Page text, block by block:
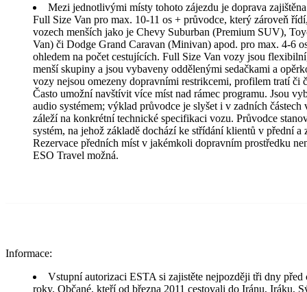
Mezi jednotlivými místy tohoto zájezdu je doprava
Full Size Van pro max. 10-11 os + průvodce, který zároveň
vozech menších jako je Chevy Suburban (Premium SUV),
Van) či Dodge Grand Caravan (Minivan) apod. pro max. 4-6
ohledem na počet cestujících. Full Size Van vozy jsou
menší skupiny a jsou vybaveny oddělenými sedačkami a
vozy nejsou omezeny dopravními restrikcemi, profilem tratí či
Často umožní navštívit více míst nad rámec programu. Jsou
audio systémem; výklad průvodce je slyšet i v zadních částech
záleží na konkrétní technické specifikaci vozu. Průvodce
systém, na jehož základě dochází ke střídání klientů v přední a
Rezervace předních míst v jakémkoli dopravním prostředku
ESO Travel možná.
Informace:
Vstupní autorizaci ESTA si zajistěte nejpozději tři dny před
roky. Občané, kteří od března 2011 cestovali do Iránu, Iráku,